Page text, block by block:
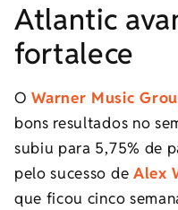
Atlantic
fortalece
OWarner Music
bons resultados no
subiu para 5,75% de
pelo sucesso de Alex
que ficou cinco